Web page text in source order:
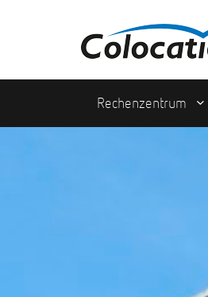
Rechenzentrum